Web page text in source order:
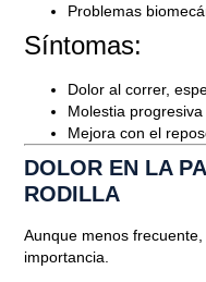
Problemas
Síntomas:
Dolor al correr,
Molestia
Mejora con el
DOLOR EN LA
RODILLA
Aunque menos
importancia.